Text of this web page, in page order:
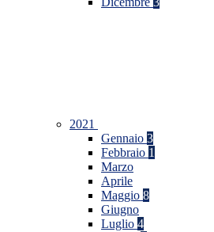
2021
Gennaio 3
Febbraio 1
Marzo
Aprile
Maggio 8
Giugno
Luglio 4